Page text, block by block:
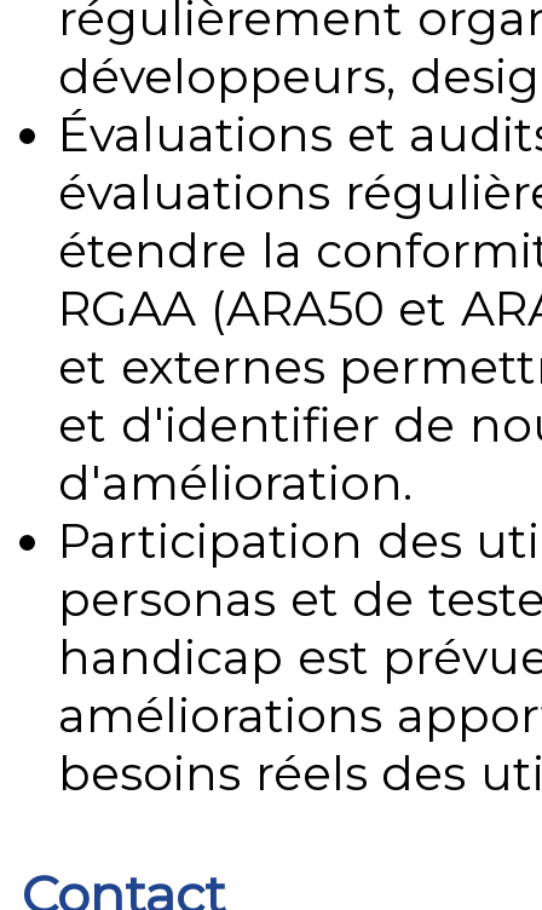
régulièrement
développeurs,
Évaluations et
évaluations
étendre la
RGAA (ARA50 et
et externes
et d'identifier de
d'amélioration.
Participation des
personas et de
handicap est
améliorations
besoins réels des
Contact